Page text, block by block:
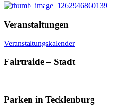
Veranstaltungen
Veranstaltungskalender
Fairtraide – Stadt
Parken in Tecklenburg